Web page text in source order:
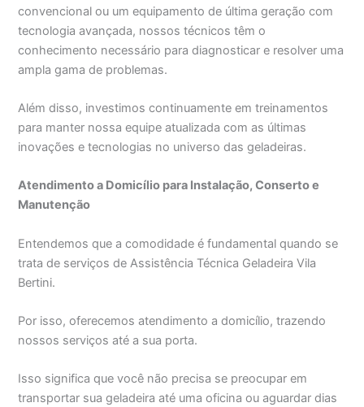
convencional ou um equipamento de última geração com
tecnologia avançada, nossos técnicos têm o
conhecimento necessário para diagnosticar e resolver uma
ampla gama de problemas.
Além disso, investimos continuamente em treinamentos
para manter nossa equipe atualizada com as últimas
inovações e tecnologias no universo das geladeiras.
Atendimento a Domicílio para Instalação, Conserto e
Manutenção
Entendemos que a comodidade é fundamental quando se
trata de serviços de Assistência Técnica Geladeira Vila
Bertini.
Por isso, oferecemos atendimento a domicílio, trazendo
nossos serviços até a sua porta.
Isso significa que você não precisa se preocupar em
transportar sua geladeira até uma oficina ou aguardar dias